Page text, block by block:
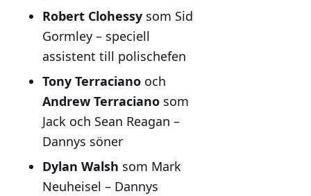
Robert Clohessy som Sid
Gormley – speciell
assistent till polischefen
Tony Terraciano och
Andrew Terraciano som
Jack och Sean Reagan –
Dannys söner
Dylan Walsh som Mark
Neuheisel – Dannys